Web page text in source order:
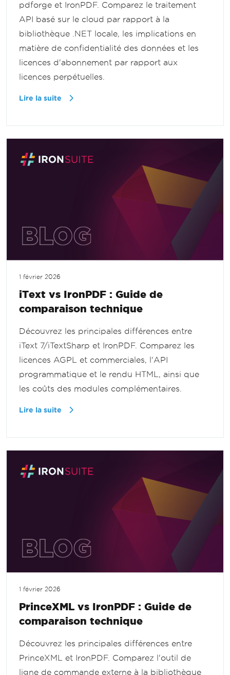
pdforge et IronPDF. Comparez le traitement
API basé sur le cloud par rapport à la
bibliothèque .NET locale, les implications en
matière de confidentialité des données et les
licences d'abonnement par rapport aux
licences perpétuelles.
Lire la suite
1 février 2026
iText vs IronPDF : Guide de
comparaison technique
Découvrez les principales différences entre
iText 7/iTextSharp et IronPDF. Comparez les
licences AGPL et commerciales, l'API
programmatique et le rendu HTML, ainsi que
les coûts des modules complémentaires.
Lire la suite
1 février 2026
PrinceXML vs IronPDF : Guide de
comparaison technique
Découvrez les principales différences entre
PrinceXML et IronPDF. Comparez l'outil de
ligne de commande externe à la bibliothèque